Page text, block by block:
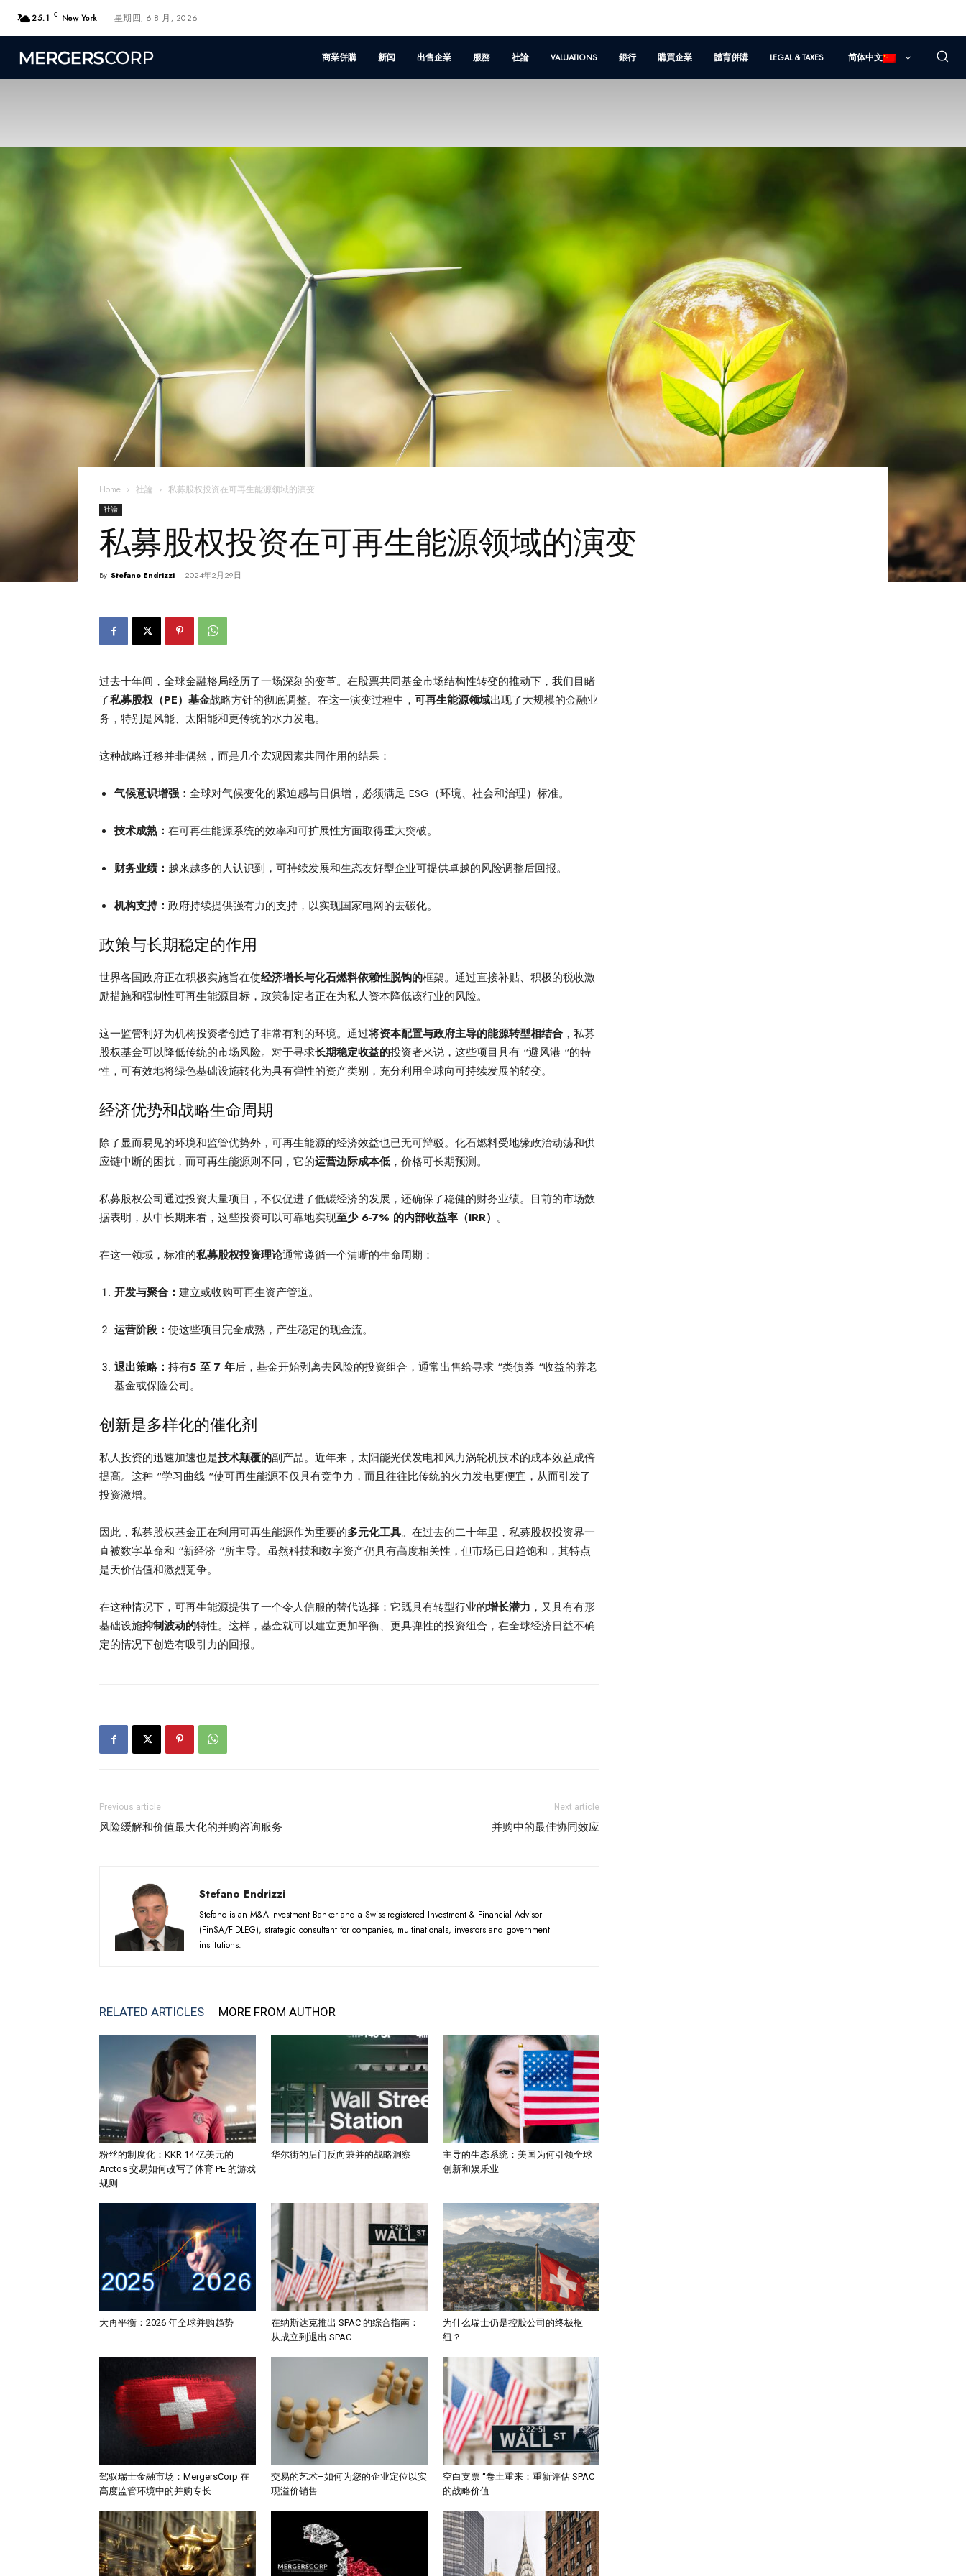
25.1 C New York 星期四, 6 8 月, 2026
商業併購 新闻 出售企業 服務 社論 VALUATIONS 銀行 購買企業 體育併購 LEGAL & TAXES 简体中文
Home 社論 私募股权投资在可再生能源领域的演变
社論
私募股权投资在可再生能源领域的演变
By Stefano Endrizzi - 2024年2月29日
过去十年间，全球金融格局经历了一场深刻的变革。在股票共同基金市场结构性转变的推动下，我们目睹
了私募股权（PE）基金战略方针的彻底调整。在这一演变过程中， 可再生能源领域出现了大规模的金融业
务，特别是风能、太阳能和更传统的水力发电。
这种战略迁移并非偶然，而是几个宏观因素共同作用的结果：
气候意识增强： 全球对气候变化的紧迫感与日俱增，必须满足 ESG（环境、社会和治理）标准。
技术成熟： 在可再生能源系统的效率和可扩展性方面取得重大突破。
财务业绩： 越来越多的人认识到，可持续发展和生态友好型企业可提供卓越的风险调整后回报。
机构支持： 政府持续提供强有力的支持，以实现国家电网的去碳化。
政策与长期稳定的作用
世界各国政府正在积极实施旨在使经济增长与化石燃料依赖性脱钩的框架。通过直接补贴、积极的税收激
励措施和强制性可再生能源目标，政策制定者正在为私人资本降低该行业的风险。
这一监管利好为机构投资者创造了非常有利的环境。通过将资本配置与政府主导的能源转型相结合 ，私募
股权基金可以降低传统的市场风险。对于寻求长期稳定收益的投资者来说，这些项目具有 “避风港 “的特
性，可有效地将绿色基础设施转化为具有弹性的资产类别，充分利用全球向可持续发展的转变。
经济优势和战略生命周期
除了显而易见的环境和监管优势外，可再生能源的经济效益也已无可辩驳。化石燃料受地缘政治动荡和供
应链中断的困扰，而可再生能源则不同，它的运营边际成本低 ，价格可长期预测。
私募股权公司通过投资大量项目，不仅促进了低碳经济的发展，还确保了稳健的财务业绩。目前的市场数
据表明，从中长期来看，这些投资可以可靠地实现至少 6-7% 的内部收益率（IRR） 。
在这一领域，标准的私募股权投资理论通常遵循一个清晰的生命周期：
开发与聚合： 建立或收购可再生资产管道。
运营阶段： 使这些项目完全成熟，产生稳定的现金流。
退出策略： 持有5 至 7 年后，基金开始剥离去风险的投资组合，通常出售给寻求 “类债券 “收益的养老
基金或保险公司。
创新是多样化的催化剂
私人投资的迅速加速也是技术颠覆的副产品。近年来，太阳能光伏发电和风力涡轮机技术的成本效益成倍
提高。这种 “学习曲线 “使可再生能源不仅具有竞争力，而且往往比传统的火力发电更便宜，从而引发了
投资激增。
因此，私募股权基金正在利用可再生能源作为重要的多元化工具。在过去的二十年里，私募股权投资界一
直被数字革命和 “新经济 “所主导。虽然科技和数字资产仍具有高度相关性，但市场已日趋饱和，其特点
是天价估值和激烈竞争。
在这种情况下，可再生能源提供了一个令人信服的替代选择：它既具有转型行业的增长潜力 ，又具有有形
基础设施抑制波动的特性。这样，基金就可以建立更加平衡、更具弹性的投资组合，在全球经济日益不确
定的情况下创造有吸引力的回报。
Previous article
风险缓解和价值最大化的并购咨询服务
Next article
并购中的最佳协同效应
Stefano Endrizzi
Stefano is an M&A-Investment Banker and a Swiss-registered Investment & Financial Advisor
(FinSA/FIDLEG), strategic consultant for companies, multinationals, investors and government
institutions.
RELATED ARTICLES MORE FROM AUTHOR
粉丝的制度化：KKR 14 亿美元的
Arctos 交易如何改写了体育 PE 的游戏
规则
华尔街的后门反向兼并的战略洞察
主导的生态系统：美国为何引领全球
创新和娱乐业
大再平衡：2026 年全球并购趋势
在纳斯达克推出 SPAC 的综合指南：
从成立到退出 SPAC
为什么瑞士仍是控股公司的终极枢
纽？
驾驭瑞士金融市场：MergersCorp 在
高度监管环境中的并购专长
交易的艺术–如何为您的企业定位以实
现溢价销售
空白支票 “卷土重来：重新评估 SPAC
的战略价值